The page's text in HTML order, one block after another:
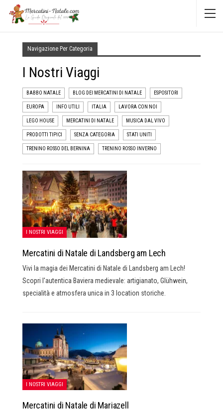
Navigazione Per Categoria
I Nostri Viaggi
BABBO NATALE BLOG DEI MERCATINI DI NATALE ESPOSITORI
EUROPA INFO UTILI ITALIA LAVORA CON NOI
LEGO HOUSE MERCATINI DI NATALE MUSICA DAL VIVO
PRODOTTI TIPICI SENZA CATEGORIA STATI UNITI
TRENINO ROSSO DEL BERNINA TRENINO ROSSO INVERNO
I NOSTRI VIAGGI
Mercatini di Natale di Landsberg am Lech
Vivi la magia dei Mercatini di Natale di Landsberg am Lech!
Scopri l'autentica Baviera medievale: artigianato, Glühwein,
specialità e atmosfera unica in 3 location storiche.
I NOSTRI VIAGGI
Mercatini di Natale di Mariazell